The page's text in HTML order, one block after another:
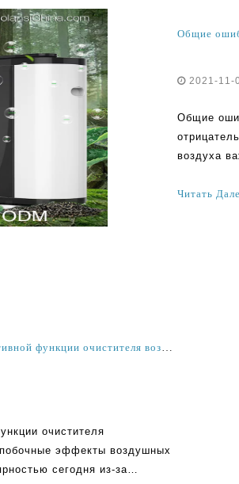
2021-11-
Общие
воздуха
Многие
Читать
Основные вещи, которые необходимо знать о негативной функции очистителя воздуха ионов и отрицательных побочных эффектов очистителей воздуха
очистителя
побочные эффекты воздушных
сегодня из-за